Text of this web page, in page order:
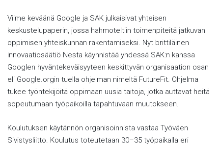
Viime keväänä Google ja SAK julkaisivat yhteisen
keskustelupaperin, jossa hahmoteltiin toimenpiteitä jatkuvan
oppimisen yhteiskunnan rakentamiseksi. Nyt brittiläinen
innovaatiosäätiö Nesta käynnistää yhdessä SAK:n kanssa
Googlen hyväntekeväisyyteen keskittyvän organisaation osan
eli Google.orgin tuella ohjelman nimeltä FutureFit. Ohjelma
tukee työntekijöitä oppimaan uusia taitoja, jotka auttavat heitä
sopeutumaan työpaikoilla tapahtuvaan muutokseen.
Koulutuksen käytännön organisoinnista vastaa Työväen
Sivistysliitto. Koulutus toteutetaan 30–35 työpaikalla eri